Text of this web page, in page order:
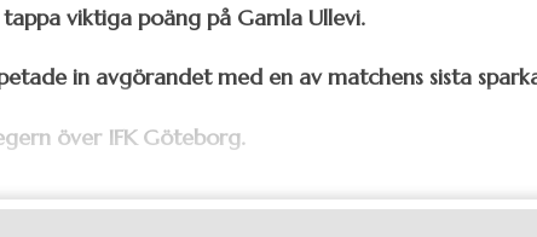
viktiga poäng på Gamla Ullevi.
in avgörandet med en av matchens sista
över IFK Göteborg.